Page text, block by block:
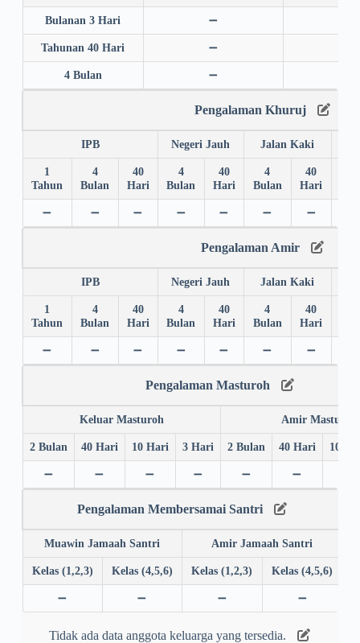
Bulanan 3 Hari ➖
Tahunan 40 Hari ➖
4 Bulan ➖
Pengalaman Khuruj
IPB Negeri Jauh Jalan Kaki
1
Tahun
4
Bulan
40
Hari
4
Bulan
40
Hari
4
Bulan
40
Hari
➖ ➖ ➖ ➖ ➖ ➖ ➖
Pengalaman Amir
IPB Negeri Jauh Jalan Kaki
1
Tahun
4
Bulan
40
Hari
4
Bulan
40
Hari
4
Bulan
40
Hari
➖ ➖ ➖ ➖ ➖ ➖ ➖
Pengalaman Masturoh
Keluar Masturoh Amir Masturoh
2 Bulan 40 Hari 10 Hari 3 Hari 2 Bulan 40 Hari 10
➖ ➖ ➖ ➖ ➖ ➖
Pengalaman Membersamai Santri
Muawin Jamaah Santri Amir Jamaah Santri
Kelas (1,2,3) Kelas (4,5,6) Kelas (1,2,3) Kelas (4,5,6)
➖ ➖ ➖ ➖
Tidak ada data anggota keluarga yang tersedia.